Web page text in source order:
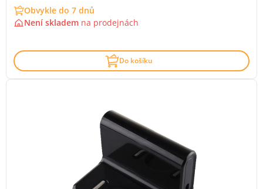
Obvykle do 7 dnů
Není skladem na prodejnách
Do košíku